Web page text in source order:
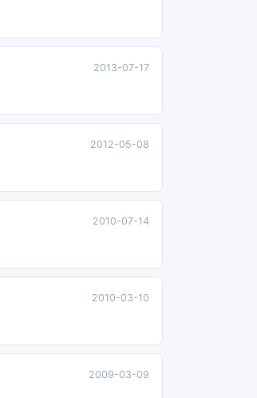
2013-07-17
2012-05-08
2010-07-14
2010-03-10
2009-03-09